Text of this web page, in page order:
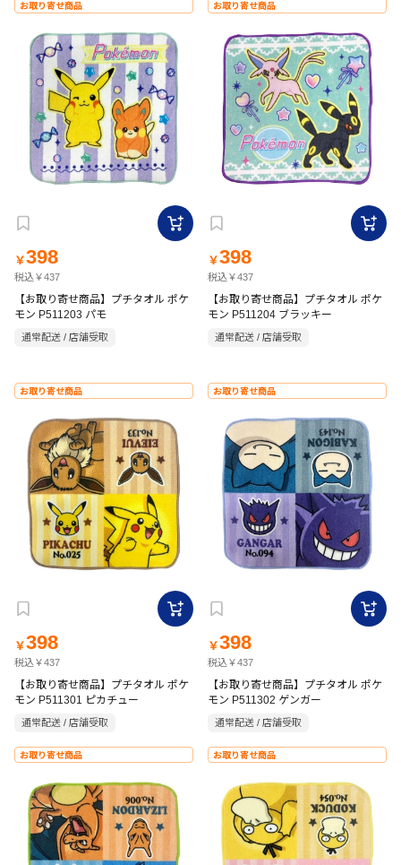
お取り寄せ商品
￥398
税込￥437
【お取り寄せ商品】プチタオル ポケ
モン P511203 パモ
通常配送 / 店舗受取
お取り寄せ商品
￥398
税込￥437
【お取り寄せ商品】プチタオル ポケ
モン P511204 ブラッキー
通常配送 / 店舗受取
お取り寄せ商品
￥398
税込￥437
【お取り寄せ商品】プチタオル ポケ
モン P511301 ピカチュー
通常配送 / 店舗受取
お取り寄せ商品
￥398
税込￥437
【お取り寄せ商品】プチタオル ポケ
モン P511302 ゲンガー
通常配送 / 店舗受取
お取り寄せ商品 お取り寄せ商品